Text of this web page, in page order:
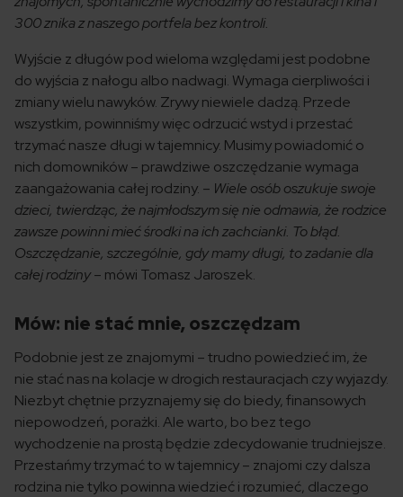
300 znika z naszego portfela bez kontroli.
Wyjście z długów pod wieloma względami jest podobne
do wyjścia z nałogu albo nadwagi. Wymaga cierpliwości i
zmiany wielu nawyków. Zrywy niewiele dadzą. Przede
wszystkim, powinniśmy więc odrzucić wstyd i przestać
trzymać nasze długi w tajemnicy. Musimy powiadomić o
nich domowników – prawdziwe oszczędzanie wymaga
zaangażowania całej rodziny. – Wiele osób oszukuje swoje
dzieci, twierdząc, że najmłodszym się nie odmawia, że rodzice
zawsze powinni mieć środki na ich zachcianki. To błąd.
Oszczędzanie, szczególnie, gdy mamy długi, to zadanie dla
całej rodziny– mówi Tomasz Jaroszek.
Mów: nie stać mnie, oszczędzam
Podobnie jest ze znajomymi – trudno powiedzieć im, że
nie stać nas na kolacje w drogich restauracjach czy wyjazdy.
Niezbyt chętnie przyznajemy się do biedy, finansowych
niepowodzeń, porażki. Ale warto, bo bez tego
wychodzenie na prostą będzie zdecydowanie trudniejsze.
Przestańmy trzymać to w tajemnicy – znajomi czy dalsza
rodzina nie tylko powinna wiedzieć i rozumieć, dlaczego